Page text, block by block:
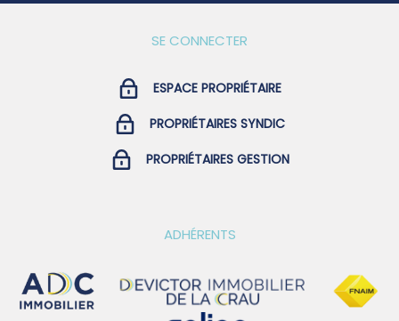
SE CONNECTER
ESPACE PROPRIÉTAIRE
PROPRIÉTAIRES SYNDIC
PROPRIÉTAIRES GESTION
ADHÉRENTS